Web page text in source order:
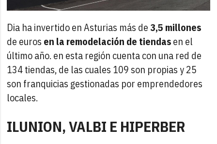
Dia ha invertido en Asturias más de3,5 millones
de euros en la remodelación de tiendasen el
último año. en esta región cuenta con una red de
134 tiendas, de las cuales 109 son propias y 25
son franquicias gestionadas por emprendedores
locales.
ILUNION, VALBI E HIPERBER